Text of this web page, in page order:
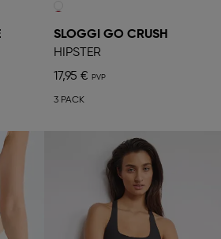
SLOGGI GO CRUSH
HIPSTER
17,95 €
3 PACK